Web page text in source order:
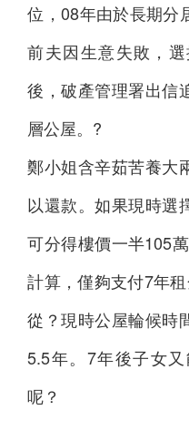
位，08年由於長期分
前夫因生意失敗，
後，破產管理署出信
層公屋。?
鄭小姐含辛茹苦養大
以還款。如果現時選
可分得樓價一半105
計算，僅夠支付7年
從？現時公屋輪候時
5.5年。7年後子女
呢？